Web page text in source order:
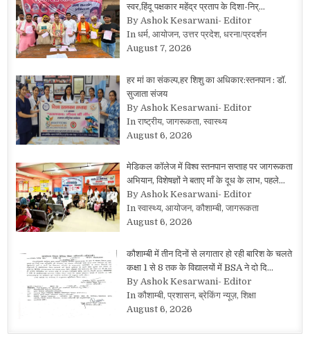
स्वर,हिंदू पक्षकार महेंद्र प्रताप के दिशा-निर्…
By Ashok Kesarwani- Editor
In धर्म, आयोजन, उत्तर प्रदेश, धरना/प्रदर्शन
August 7, 2026
हर मां का संकल्प,हर शिशु का अधिकार:स्तनपान : डॉ.
सुजाता संजय
By Ashok Kesarwani- Editor
In राष्ट्रीय, जागरूकता, स्वास्थ्य
August 6, 2026
मेडिकल कॉलेज में विश्व स्तनपान सप्ताह पर जागरूकता
अभियान, विशेषज्ञों ने बताए माँ के दूध के लाभ, पहले…
By Ashok Kesarwani- Editor
In स्वास्थ्य, आयोजन, कौशाम्बी, जागरूकता
August 6, 2026
कौशाम्बी में तीन दिनों से लगातार हो रही बारिश के चलते
कक्षा 1 से 8 तक के विद्यालयों में BSA ने दो दि…
By Ashok Kesarwani- Editor
In कौशाम्बी, प्रशासन, ब्रेकिंग न्यूज़, शिक्षा
August 6, 2026